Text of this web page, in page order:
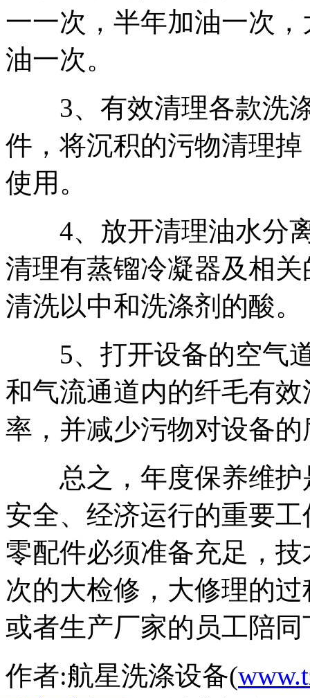
一一次，半年加油一次
油一次。
3、有效清理各款洗涤
件，将沉积的污物清理
使用。
4、放开清理油水分离
清理有蒸镏冷凝器及相
清洗以中和洗涤剂的酸。
5、打开设备的空气道
和气流通道内的纤毛有
率，并减少污物对设备的
总之，年度保养维护
安全、经济运行的重要
零配件必须准备充足，
次的大检修，大修理的
或者生产厂家的员工陪
作者:航星洗涤设备(